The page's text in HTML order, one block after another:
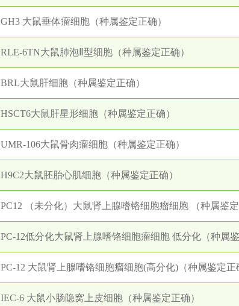
GH3 大鼠垂体瘤细胞（种属鉴定正确）
RLE-6TN大鼠肺泡Ⅱ型细胞（种属鉴定正确）
BRL大鼠肝细胞（种属鉴定正确）
HSCT6大鼠肝星形细胞（种属鉴定正确）
UMR-106大鼠骨肉瘤细胞（种属鉴定正确）
H9C2大鼠胚胎心肌细胞（种属鉴定正确）
PC12 （未分化）大鼠肾上腺嗜铬细胞瘤细胞 （种属鉴定
PC-12低分化大鼠肾上腺嗜铬细胞瘤细胞 低分化（种属鉴
PC-12 大鼠肾上腺嗜铬细胞瘤细胞(高分化)（种属鉴定正
IEC-6 大鼠小肠隐窝上皮细胞（种属鉴定正确）